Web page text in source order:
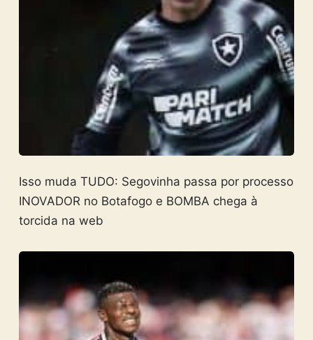
Isso muda TUDO: Segovinha passa por processo
INOVADOR no Botafogo e BOMBA chega à
torcida na web